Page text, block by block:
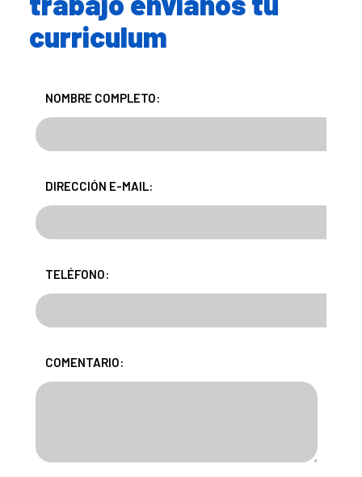
curriculum
NOMBRE COMPLETO:
DIRECCIÓN E-MAIL:
TELÉFONO:
COMENTARIO: